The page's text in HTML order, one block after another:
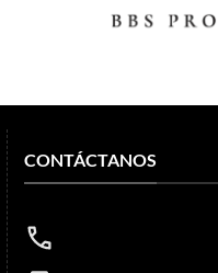
CONTÁCTANOS